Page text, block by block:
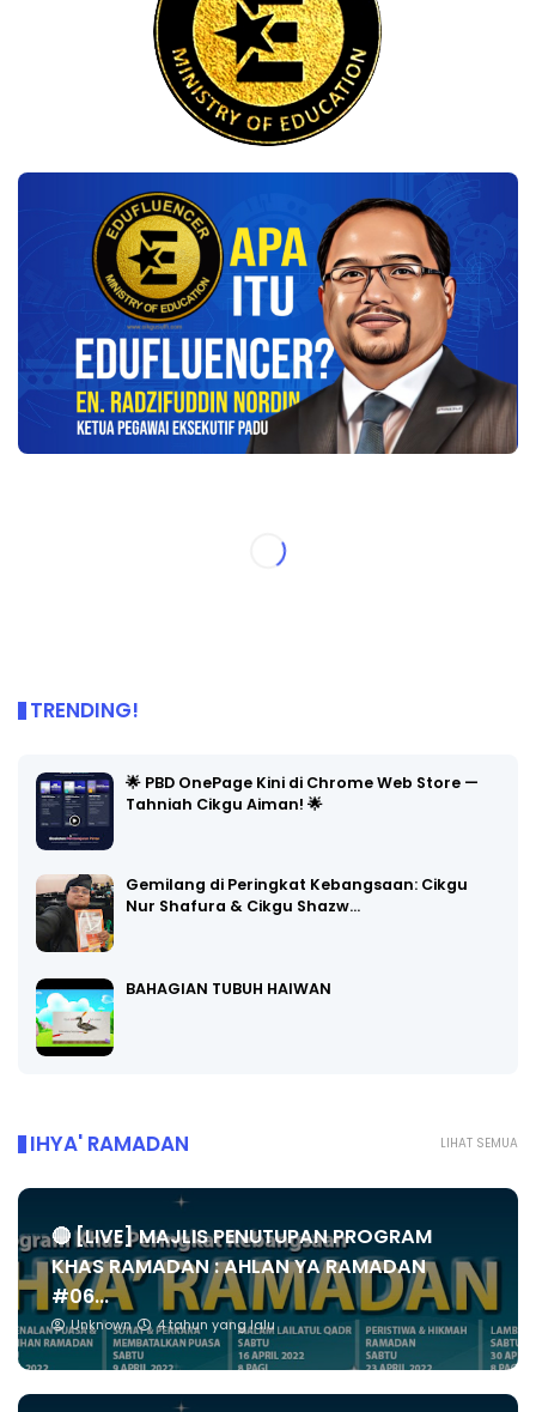
TRENDING!
🌟 PBD OnePage Kini di Chrome Web Store —
Tahniah Cikgu Aiman! 🌟
Gemilang di Peringkat Kebangsaan: Cikgu
Nur Shafura & Cikgu Shazw…
BAHAGIAN TUBUH HAIWAN
LIHAT SEMUA
IHYA' RAMADAN
🔴 [LIVE] MAJLIS PENUTUPAN PROGRAM
KHAS RAMADAN : AHLAN YA RAMADAN
#06...
Unknown 4 tahun yang lalu